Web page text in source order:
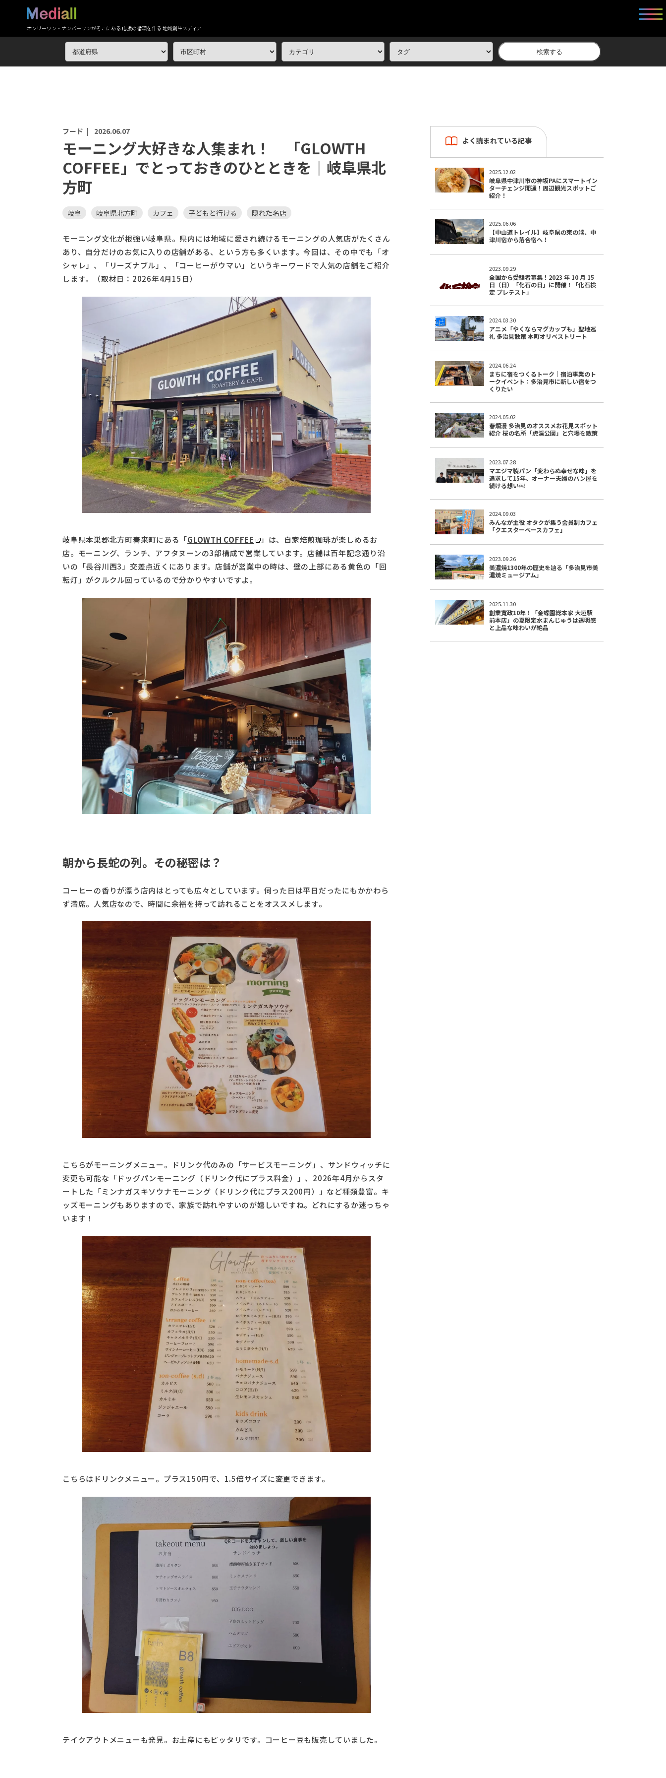
オンリーワン・ナンバーワンがそこにある 応援の循環を作る 地域創生メディア
検索する
フード | 2026.06.07
モーニング大好きな人集まれ！ 「GLOWTH
COFFEE」でとっておきのひとときを｜岐阜県北
方町
岐阜 岐阜県北方町 カフェ 子どもと行ける 隠れた名店
モーニング文化が根強い岐阜県。県内には地域に愛され続けるモーニングの人気店がたくさん
あり、自分だけのお気に入りの店舗がある、という方も多くいます。今回は、その中でも「オ
シャレ」、「リーズナブル」、「コーヒーがウマい」というキーワードで人気の店舗をご紹介
します。（取材日：2026年4月15日）
岐阜県本巣郡北方町春来町にある「GLOWTH COFFEE
」は、自家焙煎珈琲が楽しめるお
店。モーニング、ランチ、アフタヌーンの3部構成で営業しています。店舗は百年記念通り沿
いの「長谷川西3」交差点近くにあります。店舗が営業中の時は、壁の上部にある黄色の「回
転灯」がクルクル回っているので分かりやすいですよ。
朝から長蛇の列。その秘密は？
コーヒーの香りが漂う店内はとっても広々としています。伺った日は平日だったにもかかわら
ず満席。人気店なので、時間に余裕を持って訪れることをオススメします。
こちらがモーニングメニュー。ドリンク代のみの「サービスモーニング」、サンドウィッチに
変更も可能な「ドッグパンモーニング（ドリンク代にプラス料金）」、2026年4月からスタ
ートした「ミンナガスキソウナモーニング（ドリンク代にプラス200円）」など種類豊富。キ
ッズモーニングもありますので、家族で訪れやすいのが嬉しいですね。どれにするか迷っちゃ
います！
こちらはドリンクメニュー。プラス150円で、1.5倍サイズに変更できます。
テイクアウトメニューも発見。お土産にもピッタリです。コーヒー豆も販売していました。
よく読まれている記事
2025.12.02
岐阜県中津川市の神坂PAにスマートイン
ターチェンジ開通！周辺観光スポットご
紹介！
2025.06.06
【中山道トレイル】岐阜県の東の端、中
津川宿から落合宿へ！
2023.09.29
全国から受験者募集！2023 年 10 月 15
日（日）「化石の日」に開催！「化石検
定 プレテスト」
2024.03.30
アニメ「やくならマグカップも」聖地巡
礼 多治見散策 本町オリベストリート
2024.06.24
まちに宿をつくるトーク｜宿泊事業のト
ークイベント：多治見市に新しい宿をつ
くりたい
2024.05.02
春爛漫 多治見のオススメお花見スポット
紹介 桜の名所「虎渓公園」と穴場を散策
2023.07.28
マエジマ製パン「変わらぬ幸せな味」を
追求して15年、オーナー夫婦のパン屋を
続ける想い￼
2024.09.03
みんなが主役 オタクが集う会員制カフェ
「クエスターベースカフェ」
2023.09.26
美濃焼1300年の歴史を辿る「多治見市美
濃焼ミュージアム」
2025.11.30
創業寛政10年！「金蝶園総本家 大垣駅
前本店」の夏限定水まんじゅうは透明感
と上品な味わいが絶品